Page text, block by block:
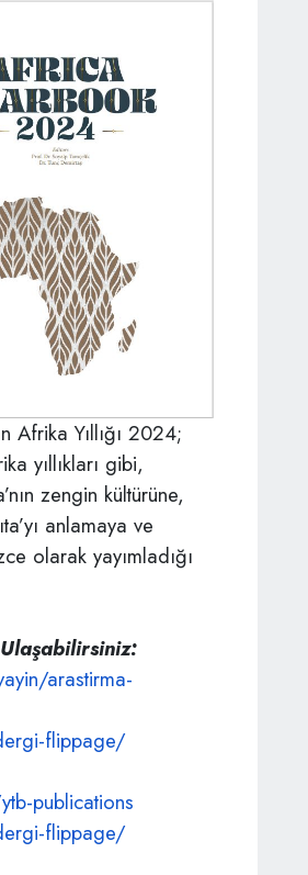
Yıllığı 2024;
yıllıkları gibi,
zengin kültürüne,
anlamaya ve
olarak yayımladığı
arastirma-
flippage/
publications
flippage/